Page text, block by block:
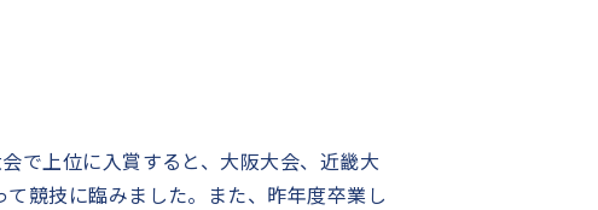
で上位に入賞すると、大阪大会、近畿大
競技に臨みました。また、昨年度卒業し